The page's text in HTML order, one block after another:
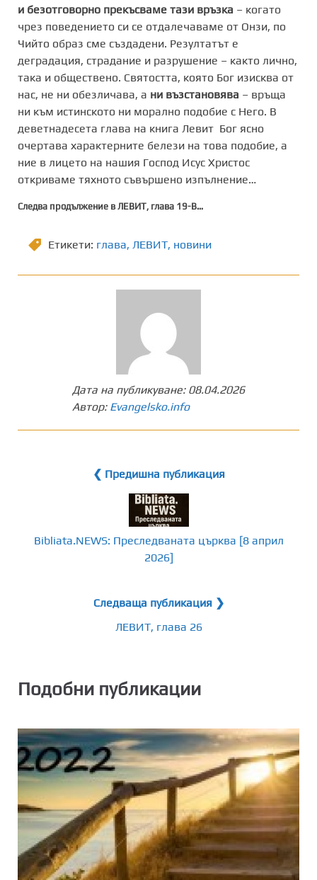
и безотговорно прекъсваме тази връзка – когато
чрез поведението си се отдалечаваме от Онзи, по
Чийто образ сме създадени. Резултатът е
деградация, страдание и разрушение – както лично,
така и обществено. Святостта, която Бог изисква от
нас, не ни обезличава, а ни възстановява – връща
ни към истинското ни морално подобие с Него. В
деветнадесета глава на книга Левит Бог ясно
очертава характерните белези на това подобие, а
ние в лицето на нашия Господ Исус Христос
откриваме тяхното съвършено изпълнение…
Следва продължение в ЛЕВИТ, глава 19-В…
Етикети: глава, ЛЕВИТ, новини
Дата на публикуване: 08.04.2026
Автор: Evangelsko.info
❮ Предишна публикация
Bibliata.NEWS: Преследваната църква [8 април
2026]
Следваща публикация ❯
ЛЕВИТ, глава 26
Подобни публикации